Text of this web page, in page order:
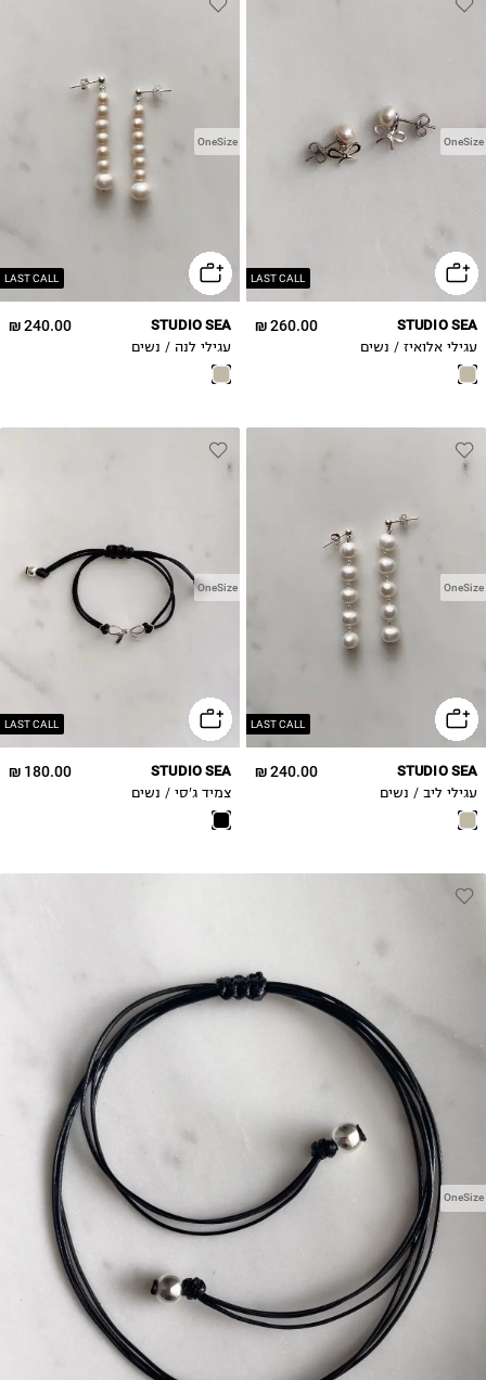
LAST CALL
OneSize
260.00 ₪ STUDIO SEA
עגילי אלואיז / נשים
LAST CALL
OneSize
240.00 ₪ STUDIO SEA
עגילי לנה / נשים
LAST CALL
OneSize
240.00 ₪ STUDIO SEA
עגילי ליב / נשים
LAST CALL
OneSize
180.00 ₪ STUDIO SEA
צמיד ג'סי / נשים
OneSize